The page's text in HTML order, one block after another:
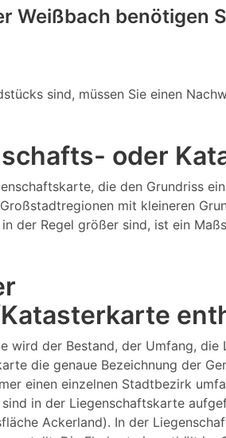
Weißbach benötigen
sind, müssen Sie einen
oder
die den Grundriss
mit kleineren
der Regel größer sind, ist ein
der Bestand, der Umfang, die
die genaue Bezeichnung der
einen einzelnen Stadtbezirk
in der Liegenschaftskarte
Ackerland). In der